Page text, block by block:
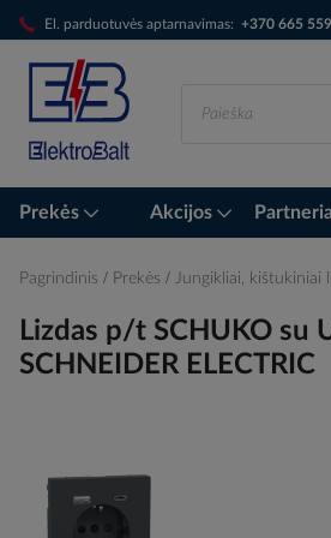
El. parduotuvės aptarnavimas: +370 665
Skip
to
Content
Prekės Akcijos
Pagrindinis Prekės Jungikliai, kištukiniai
Lizdas p/t SCHUKO su
SCHNEIDER ELECTRIC
to